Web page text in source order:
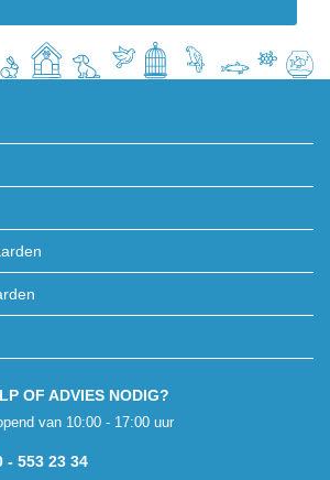
OF ADVIES NODIG?
van 10:00 - 17:00 uur
- 553 23 34